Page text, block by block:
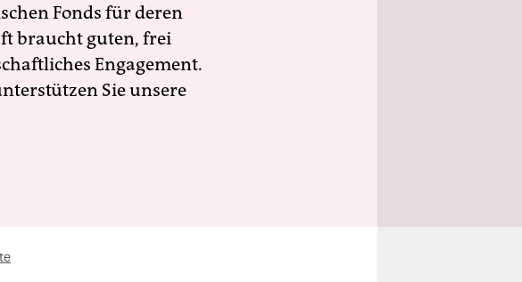
Fonds für deren
braucht guten, frei
Engagement.
Sie unsere